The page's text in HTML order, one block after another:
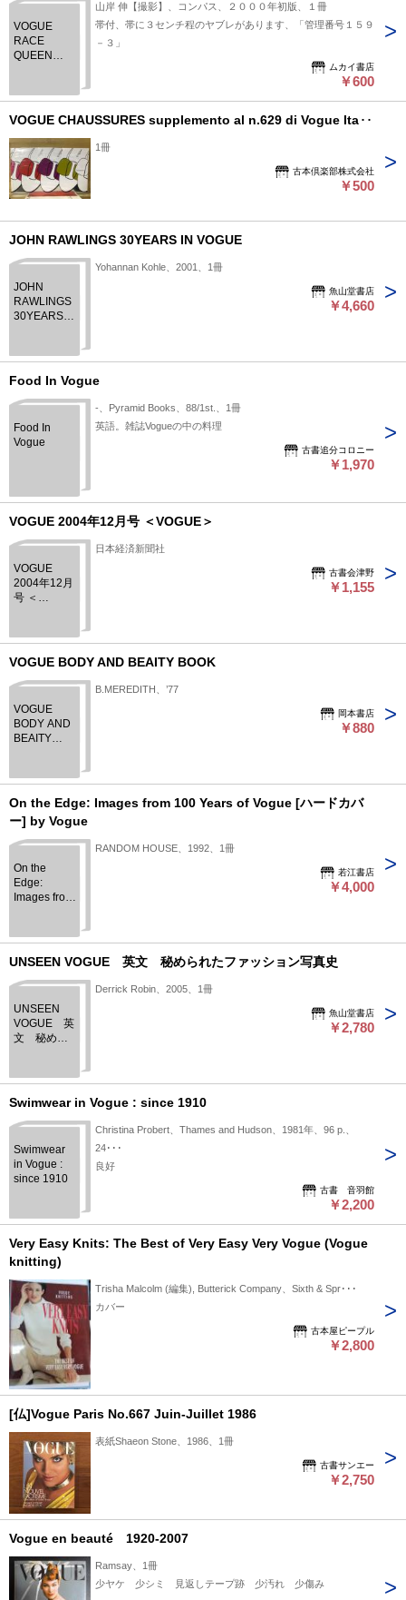
VOGUE
RACE
QUEEN
山岸 伸【撮影】、コンパス、２０００年初版、１冊
帯付、帯に３センチ程のヤブレがあります、「管理番号１５９
－３」
ムカイ書店
￥600
VOGUE CHAUSSURES supplemento al n.629 di Vogue Italia
1冊
古本倶楽部株式会社
￥500
JOHN RAWLINGS 30YEARS IN VOGUE
JOHN
RAWLINGS
30YEARS
Yohannan Kohle、2001、1冊
魚山堂書店
￥4,660
Food In Vogue
Food In
Vogue
-、Pyramid Books、88/1st.、1冊
英語。雑誌Vogueの中の料理
古書追分コロニー
￥1,970
VOGUE 2004年12月号 ＜VOGUE＞
VOGUE
2004年12月
号 ＜
日本経済新聞社
古書会津野
￥1,155
VOGUE BODY AND BEAITY BOOK
VOGUE
BODY AND
BEAITY
B.MEREDITH、’77
岡本書店
￥880
On the Edge: Images from 100 Years of Vogue [ハードカバ
ー] by Vogue
On the
Edge:
Images from
ドカバー] by
Vogue
RANDOM HOUSE、1992、1冊
若江書店
￥4,000
UNSEEN VOGUE 英文 秘められたファッション写真史
UNSEEN
VOGUE 英
文 秘めら
史
Derrick Robin、2005、1冊
魚山堂書店
￥2,780
Swimwear in Vogue : since 1910
Swimwear
in Vogue :
since 1910
Christina Probert、Thames and Hudson、1981年、96 p.、
24･･･
良好
古書 音羽館
￥2,200
Very Easy Knits: The Best of Very Easy Very Vogue (Vogue
knitting)
Trisha Malcolm (編集), Butterick Company、Sixth & Spr･･･
カバー
古本屋ピープル
￥2,800
[仏]Vogue Paris No.667 Juin-Juillet 1986
表紙Shaeon Stone、1986、1冊
古書サンエー
￥2,750
Vogue en beauté 1920-2007
Ramsay、1冊
少ヤケ 少シミ 見返しテープ跡 少汚れ 少傷み